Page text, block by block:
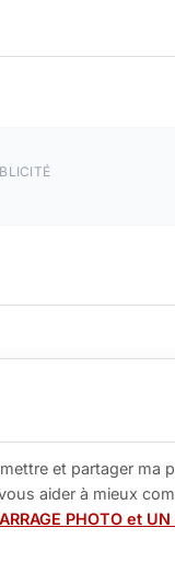
et partager ma
aider à mieux
PHOTO et